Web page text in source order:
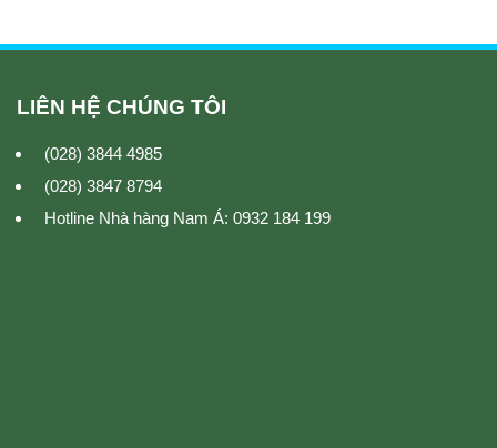
LIÊN HỆ CHÚNG TÔI
(028) 3844 4985
(028) 3847 8794
Hotline Nhà hàng Nam Á: 0932 184 199